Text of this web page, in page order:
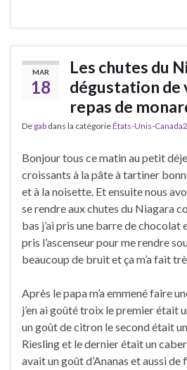
MAR
18
Les chutes du
dégustation de
repas de
De gab dans la catégorieÉtats-Unis-
Bonjour tous ce matin au petit
croissants à la pâte à tartiner
et à la noisette. Et ensuite nous
se rendre aux chutes du Niagara
bas j’ai pris une barre de chocolat
pris l’ascenseur pour me rendre
beaucoup de bruit et ça m’a fait
Après le papa m’a emmené faire
j’en ai goûté troix le premier était
un goût de citron le second était
Riesling et le dernier était un
avait un goût d’Ananas et aussi de